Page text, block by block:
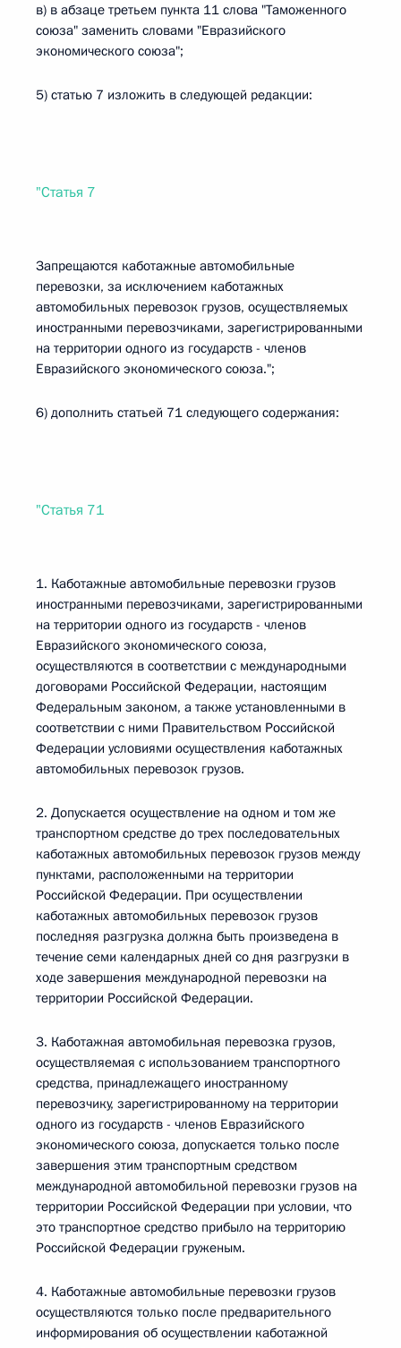
в) в абзаце третьем пункта 11 слова "Таможенного
союза" заменить словами "Евразийского
экономического союза";
5) статью 7 изложить в следующей редакции:
"Статья 7
Запрещаются каботажные автомобильные
перевозки, за исключением каботажных
автомобильных перевозок грузов, осуществляемых
иностранными перевозчиками, зарегистрированными
на территории одного из государств - членов
Евразийского экономического союза.";
6) дополнить статьей 71 следующего содержания:
"Статья 71
1. Каботажные автомобильные перевозки грузов
иностранными перевозчиками, зарегистрированными
на территории одного из государств - членов
Евразийского экономического союза,
осуществляются в соответствии с международными
договорами Российской Федерации, настоящим
Федеральным законом, а также установленными в
соответствии с ними Правительством Российской
Федерации условиями осуществления каботажных
автомобильных перевозок грузов.
2. Допускается осуществление на одном и том же
транспортном средстве до трех последовательных
каботажных автомобильных перевозок грузов между
пунктами, расположенными на территории
Российской Федерации. При осуществлении
каботажных автомобильных перевозок грузов
последняя разгрузка должна быть произведена в
течение семи календарных дней со дня разгрузки в
ходе завершения международной перевозки на
территории Российской Федерации.
3. Каботажная автомобильная перевозка грузов,
осуществляемая с использованием транспортного
средства, принадлежащего иностранному
перевозчику, зарегистрированному на территории
одного из государств - членов Евразийского
экономического союза, допускается только после
завершения этим транспортным средством
международной автомобильной перевозки грузов на
территории Российской Федерации при условии, что
это транспортное средство прибыло на территорию
Российской Федерации груженым.
4. Каботажные автомобильные перевозки грузов
осуществляются только после предварительного
информирования об осуществлении каботажной